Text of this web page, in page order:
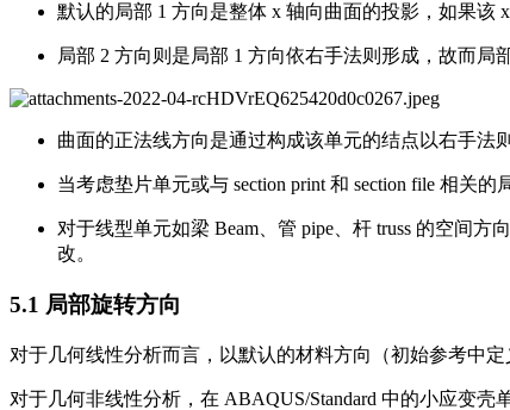
默认的局部 1 方向是整体 x 轴向曲面的投影，如果该
局部 2 方向则是局部 1 方向依右手法则形成，故而局
曲面的正法线方向是通过构成该单元的结点以右手法
当考虑垫片单元或与 section print 和 section file 相关
对于线型单元如梁 Beam、管 pipe、杆 truss 的空间
改。
5.1 局部旋转方向
对于几何线性分析而言，以默认的材料方向（初始参考中定
对于几何非线性分析，在 ABAQUS/Standard 中的小应变壳